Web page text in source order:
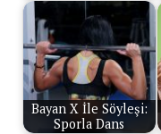
Bayan X İle Söyleşi:
Sporla Dans